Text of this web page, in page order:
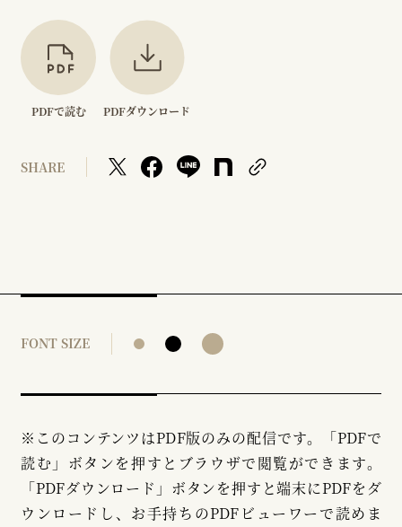
PDFで読む PDFダウンロード
SHARE
FONT SIZE
※このコンテンツはPDF版のみの配信です。「PDFで
読む」ボタンを押すとブラウザで閲覧ができます。
「PDFダウンロード」ボタンを押すと端末にPDFをダ
ウンロードし、お手持ちのPDFビューワーで読めま